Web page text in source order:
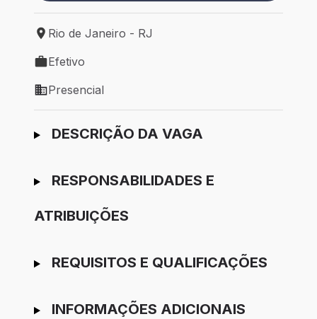
Local de trabalho: Rio de Janeiro - RJ
Rio de Janeiro - RJ
Tipo de vaga: Efetivo
Efetivo
Modelo de trabalho: Presencial
Presencial
Ir para candidatura
DESCRIÇÃO DA VAGA
RESPONSABILIDADES E
ATRIBUIÇÕES
REQUISITOS E QUALIFICAÇÕES
INFORMAÇÕES ADICIONAIS